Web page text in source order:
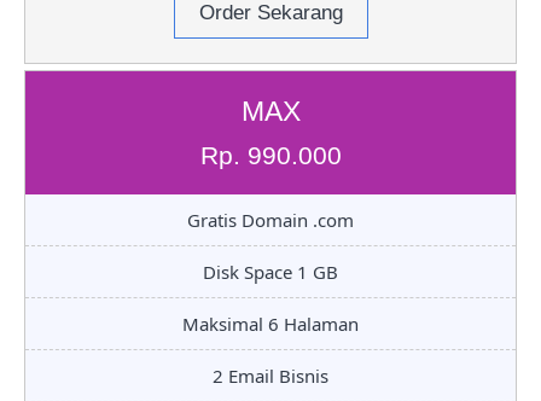
Order Sekarang
MAX
Rp. 990.000
Gratis Domain .com
Disk Space 1 GB
Maksimal 6 Halaman
2 Email Bisnis